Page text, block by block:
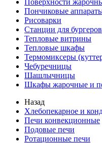
Поверхности
Пончиковые
Рисоварки
Станции для
Тепловые витрины
Тепловые шкафы
Термомиксеры
Чебуречницы
Шашлычницы
Шкафы жарочные и
Назад
Хлебопекарное и
Печи конвекционные
Подовые печи
Ротационные печи